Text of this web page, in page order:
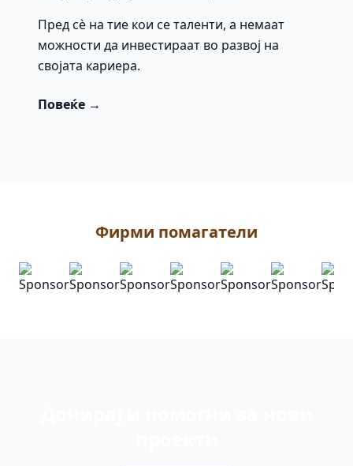
Пред сè на тие кои се таленти, а немаат
можности да инвестираат во развој на
својата кариера.
Повеќе →
Фирми помагатели